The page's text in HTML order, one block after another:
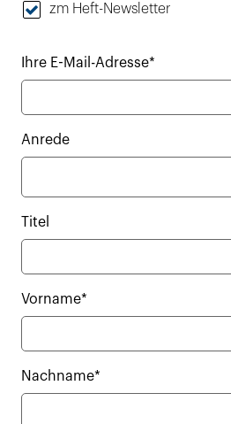
zm Heft-Newsletter
Ihre E-Mail-Adresse*
Anrede
Titel
Vorname*
Nachname*